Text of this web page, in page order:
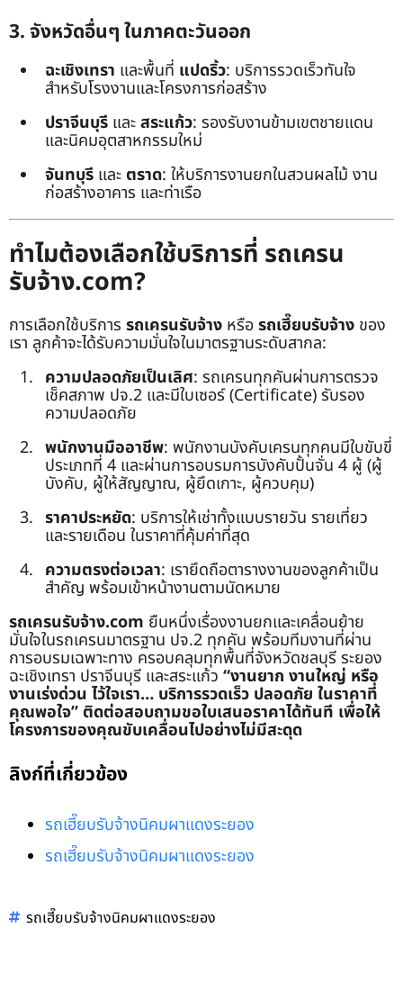
3. จังหวัดอื่นๆ ในภาคตะวันออก
ฉะเชิงเทรา และพื้นที่ แปดริ้ว: บริการรวดเร็วทันใจ
สำหรับโรงงานและโครงการก่อสร้าง
ปราจีนบุรี และสระแก้ว: รองรับงานข้ามเขตชายแดน
และนิคมอุตสาหกรรมใหม่
จันทบุรี และ ตราด: ให้บริการงานยกในสวนผลไม้ งาน
ก่อสร้างอาคาร และท่าเรือ
ทำไมต้องเลือกใช้บริการที่ รถเครน
รับจ้าง.com?
การเลือกใช้บริการ รถเครนรับจ้าง หรือรถเฮี๊ยบรับจ้าง ของ
เรา ลูกค้าจะได้รับความมั่นใจในมาตรฐานระดับสากล:
ความปลอดภัยเป็นเลิศ: รถเครนทุกคันผ่านการตรวจ
เช็คสภาพ ปจ.2 และมีใบเซอร์ (Certificate) รับรอง
ความปลอดภัย
พนักงานมืออาชีพ: พนักงานบังคับเครนทุกคนมีใบขับขี่
ประเภทที่ 4 และผ่านการอบรมการบังคับปั้นจั่น 4 ผู้ (ผู้
บังคับ, ผู้ให้สัญญาณ, ผู้ยึดเกาะ, ผู้ควบคุม)
ราคาประหยัด: บริการให้เช่าทั้งแบบรายวัน รายเที่ยว
และรายเดือน ในราคาที่คุ้มค่าที่สุด
ความตรงต่อเวลา: เรายึดถือตารางงานของลูกค้าเป็น
สำคัญ พร้อมเข้าหน้างานตามนัดหมาย
รถเครนรับจ้าง.com ยืนหนึ่งเรื่องงานยกและเคลื่อนย้าย
มั่นใจในรถเครนมาตรฐาน ปจ.2 ทุกคัน พร้อมทีมงานที่ผ่าน
การอบรมเฉพาะทาง ครอบคลุมทุกพื้นที่จังหวัดชลบุรี ระยอง
ฉะเชิงเทรา ปราจีนบุรี และสระแก้ว “งานยาก งานใหญ่ หรือ
งานเร่งด่วน ไว้ใจเรา… บริการรวดเร็ว ปลอดภัย ในราคาที่
คุณพอใจ” ติดต่อสอบถามขอใบเสนอราคาได้ทันที เพื่อให้
โครงการของคุณขับเคลื่อนไปอย่างไม่มีสะดุด
ลิงก์ที่เกี่ยวข้อง
รถเฮี๊ยบรับจ้างนิคมผาแดงระยอง
รถเฮี๊ยบรับจ้างนิคมผาแดงระยอง
รถเฮี๊ยบรับจ้างนิคมผาแดงระยอง